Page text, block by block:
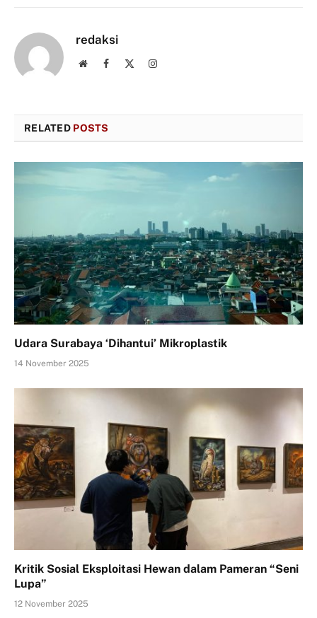
redaksi
WebsiteFacebook Instagram
RELATED POSTS
Udara Surabaya ‘Dihantui’ Mikroplastik
14 November 2025
Kritik Sosial Eksploitasi Hewan dalam Pameran “Seni
Lupa”
12 November 2025